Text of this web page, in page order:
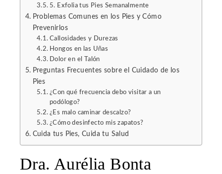
5. Exfolia tus Pies Semanalmente
Problemas Comunes en los Pies y Cómo
Prevenirlos
Callosidades y Durezas
Hongos en las Uñas
Dolor en el Talón
Preguntas Frecuentes sobre el Cuidado de los
Pies
¿Con qué frecuencia debo visitar a un
podólogo?
¿Es malo caminar descalzo?
¿Cómo desinfecto mis zapatos?
Cuida tus Pies, Cuida tu Salud
Dra. Aurélia Bonta